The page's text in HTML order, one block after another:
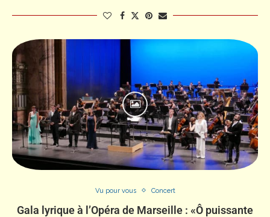
Vu pour vous Concert
Gala lyrique à l’Opéra de Marseille : «Ô puissante